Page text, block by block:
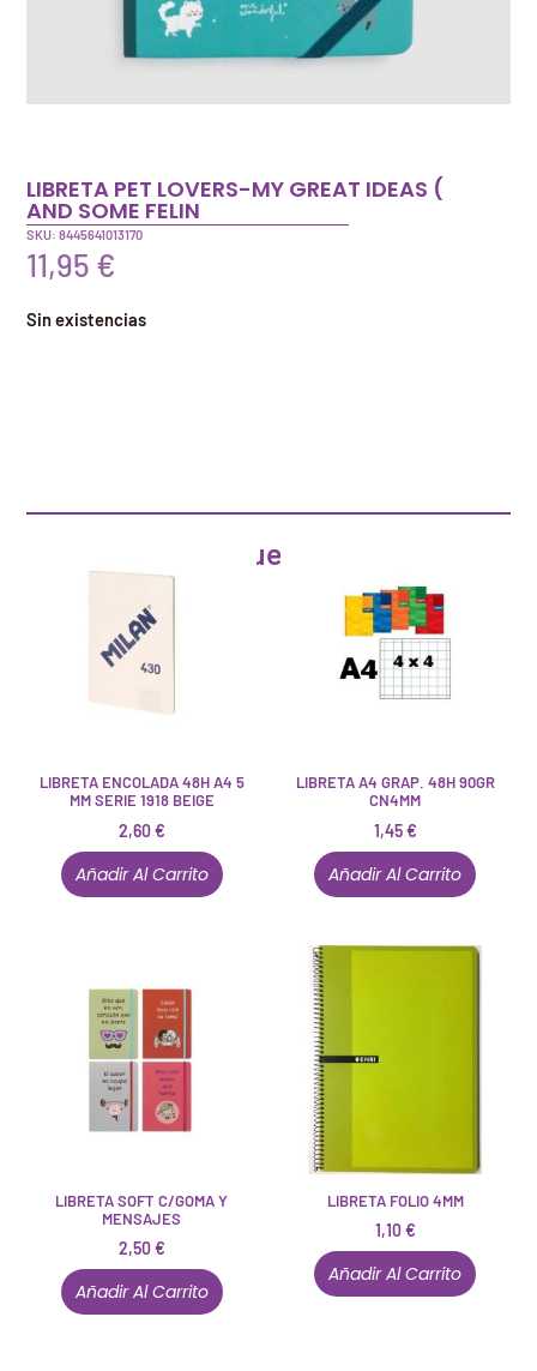
LIBRETA PET LOVERS-MY GREAT IDEAS (
AND SOME FELIN
SKU: 8445641013170
11,95 €
Sin existencias
Artículos que pueden interesarte
LIBRETA ENCOLADA 48H A4 5
MM SERIE 1918 BEIGE
2,60€
Añadir Al Carrito
LIBRETA A4 GRAP. 48H 90GR
CN4MM
1,45€
Añadir Al Carrito
LIBRETA SOFT C/GOMA Y
MENSAJES
2,50€
Añadir Al Carrito
LIBRETA FOLIO 4MM
1,10€
Añadir Al Carrito